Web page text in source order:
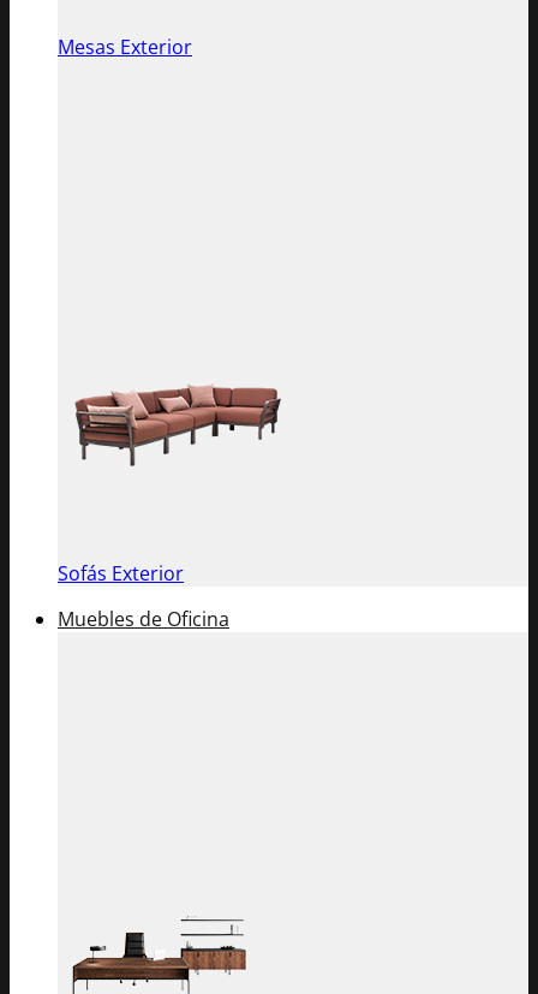
Mesas Exterior
Sofás Exterior
Muebles de Oficina